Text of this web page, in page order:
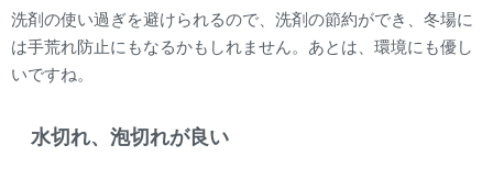
洗剤の使い過ぎを避けられるので、洗剤の節約ができ、冬場に
は手荒れ防止にもなるかもしれません。あとは、環境にも優し
いですね。
水切れ、泡切れが良い